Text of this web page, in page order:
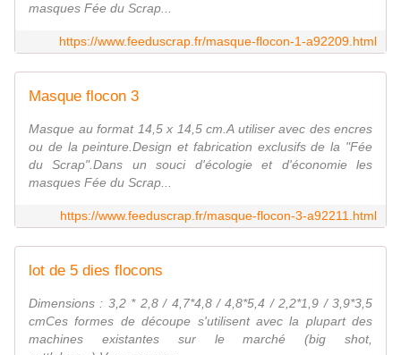
masques Fée du Scrap...
https://www.feeduscrap.fr/masque-flocon-1-a92209.html
Masque flocon 3
Masque au format 14,5 x 14,5 cm.A utiliser avec des encres
ou de la peinture.Design et fabrication exclusifs de la "Fée
du Scrap".Dans un souci d'écologie et d'économie les
masques Fée du Scrap...
https://www.feeduscrap.fr/masque-flocon-3-a92211.html
lot de 5 dies flocons
Dimensions : 3,2 * 2,8 / 4,7*4,8 / 4,8*5,4 / 2,2*1,9 / 3,9*3,5
cmCes formes de découpe s'utilisent avec la plupart des
machines existantes sur le marché (big shot,